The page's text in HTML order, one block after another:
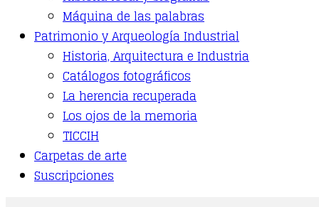
Máquina de las palabras
Patrimonio y Arqueología Industrial
Historia, Arquitectura e Industria
Catálogos fotográficos
La herencia recuperada
Los ojos de la memoria
TICCIH
Carpetas de arte
Suscripciones